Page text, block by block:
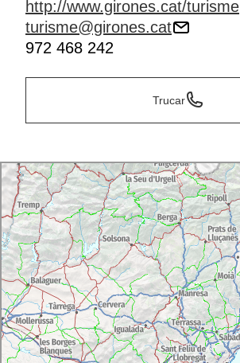
http://www.girones.cat/turisme
turisme@girones.cat
972 468 242
Trucar